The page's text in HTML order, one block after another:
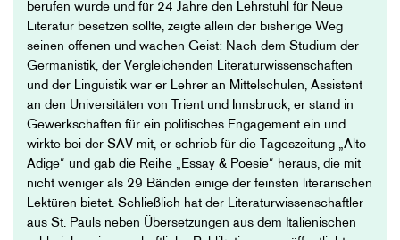
berufen wurde und für 24 Jahre den Lehrstuhl für Neue
Literatur besetzen sollte, zeigte allein der bisherige Weg
seinen offenen und wachen Geist: Nach dem Studium der
Germanistik, der Vergleichenden Literaturwissenschaften
und der Linguistik war er Lehrer an Mittelschulen, Assistent
an den Universitäten von Trient und Innsbruck, er stand in
Gewerkschaften für ein politisches Engagement ein und
wirkte bei der SAV mit, er schrieb für die Tageszeitung „Alto
Adige“ und gab die Reihe „Essay & Poesie“ heraus, die mit
nicht weniger als 29 Bänden einige der feinsten literarischen
Lektüren bietet. Schließlich hat der Literaturwissenschaftler
aus St. Pauls neben Übersetzungen aus dem Italienischen